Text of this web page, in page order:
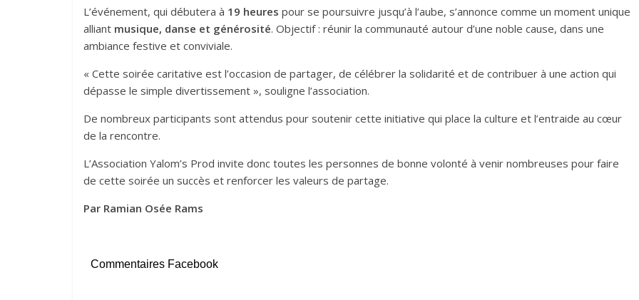
L’événement, qui débutera à 19 heures pour se poursuivre jusqu’à l’aube, s’annonce comme un moment unique
alliant musique, danse et générosité. Objectif : réunir la communauté autour d’une noble cause, dans une
ambiance festive et conviviale.
« Cette soirée caritative est l’occasion de partager, de célébrer la solidarité et de contribuer à une action qui
dépasse le simple divertissement », souligne l’association.
De nombreux participants sont attendus pour soutenir cette initiative qui place la culture et l’entraide au cœur
de la rencontre.
L’Association Yalom’s Prod invite donc toutes les personnes de bonne volonté à venir nombreuses pour faire
de cette soirée un succès et renforcer les valeurs de partage.
Par Ramian Osée Rams
Commentaires Facebook